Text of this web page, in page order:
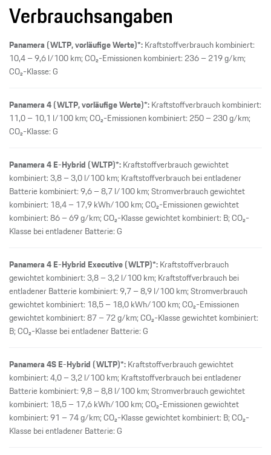
Verbrauchsangaben
Panamera (WLTP, vorläufige Werte)*:Kraftstoffverbrauch kombiniert:
10,4 – 9,6 l/100 km; CO₂-Emissionen kombiniert: 236 – 219 g/km;
CO₂-Klasse: G
Panamera 4 (WLTP, vorläufige Werte)*:Kraftstoffverbrauch kombiniert:
11,0 – 10,1 l/100 km; CO₂-Emissionen kombiniert: 250 – 230 g/km;
CO₂-Klasse: G
Panamera 4 E-Hybrid (WLTP)*:Kraftstoffverbrauch gewichtet
kombiniert: 3,8 – 3,0 l/100 km; Kraftstoffverbrauch bei entladener
Batterie kombiniert: 9,6 – 8,7 l/100 km; Stromverbrauch gewichtet
kombiniert: 18,4 – 17,9 kWh/100 km; CO₂-Emissionen gewichtet
kombiniert: 86 – 69 g/km; CO₂-Klasse gewichtet kombiniert: B; CO₂-
Klasse bei entladener Batterie: G
Panamera 4 E-Hybrid Executive (WLTP)*:Kraftstoffverbrauch
gewichtet kombiniert: 3,8 – 3,2 l/100 km; Kraftstoffverbrauch bei
entladener Batterie kombiniert: 9,7 – 8,9 l/100 km; Stromverbrauch
gewichtet kombiniert: 18,5 – 18,0 kWh/100 km; CO₂-Emissionen
gewichtet kombiniert: 87 – 72 g/km; CO₂-Klasse gewichtet kombiniert:
B; CO₂-Klasse bei entladener Batterie: G
Panamera 4S E-Hybrid (WLTP)*:Kraftstoffverbrauch gewichtet
kombiniert: 4,0 – 3,2 l/100 km; Kraftstoffverbrauch bei entladener
Batterie kombiniert: 9,8 – 8,8 l/100 km; Stromverbrauch gewichtet
kombiniert: 18,5 – 17,6 kWh/100 km; CO₂-Emissionen gewichtet
kombiniert: 91 – 74 g/km; CO₂-Klasse gewichtet kombiniert: B; CO₂-
Klasse bei entladener Batterie: G